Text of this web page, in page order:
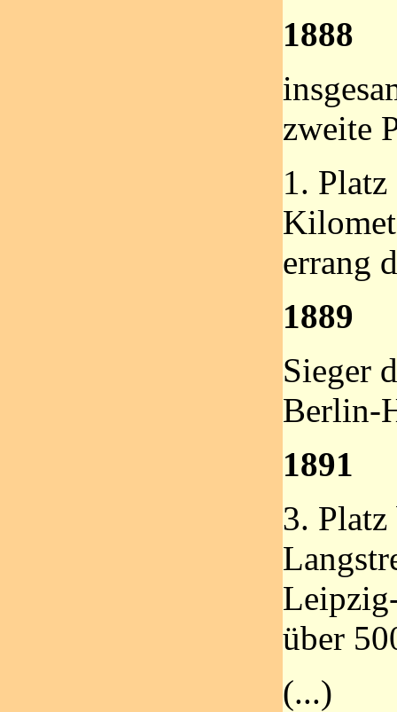
1888
zweite
1.
errang
1889
Sieger
Berlin-
1891
3.
über
(...)